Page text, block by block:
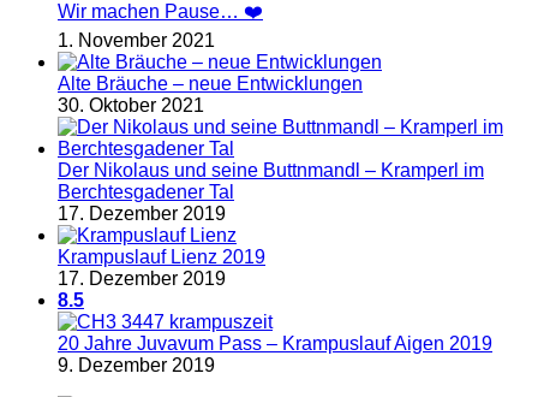
Wir machen Pause… ❤️
1. November 2021
Alte Bräuche – neue Entwicklungen
30. Oktober 2021
Der Nikolaus und seine Buttnmandl – Kramperl im
Berchtesgadener Tal
17. Dezember 2019
Krampuslauf Lienz 2019
17. Dezember 2019
8.5
20 Jahre Juvavum Pass – Krampuslauf Aigen 2019
9. Dezember 2019